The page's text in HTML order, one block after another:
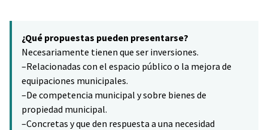
−
¿Qué propuestas pueden presentarse?
Necesariamente tienen que ser inversiones.
–Relacionadas con el espacio público o la mejora de
equipaciones municipales.
–De competencia municipal y sobre bienes de
propiedad municipal.
–Concretas y que den respuesta a una necesidad